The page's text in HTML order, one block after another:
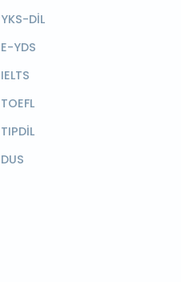
YKS-DİL
E-YDS
IELTS
TOEFL
TIPDİL
DUS